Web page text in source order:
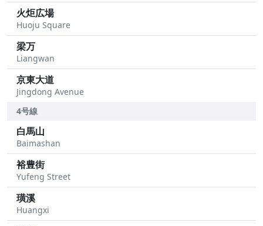
火炬広場
Huoju Square
梁万
Liangwan
京東大道
Jingdong Avenue
4号線
白馬山
Baimashan
裕豊街
Yufeng Street
璜溪
Huangxi